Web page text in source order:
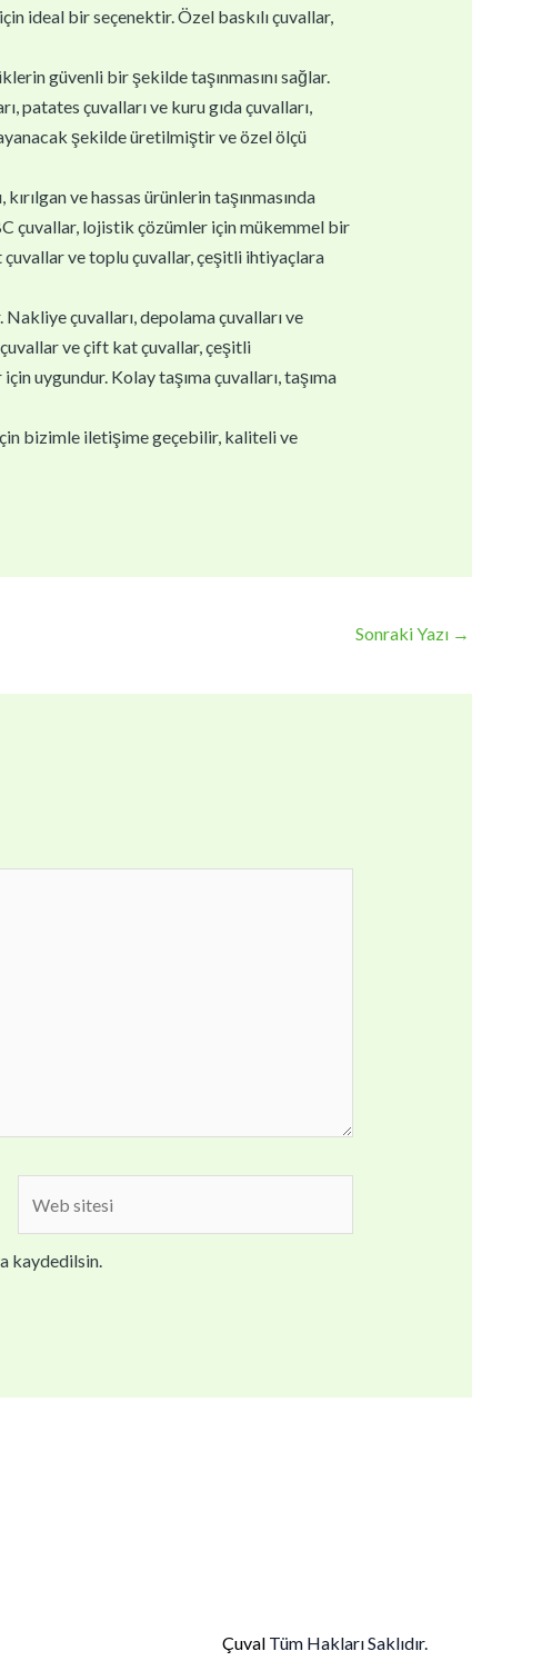
ideal bir seçenektir. Özel baskılı çuvallar,
güvenli bir şekilde taşınmasını sağlar.
patates çuvalları ve kuru gıda çuvalları,
şekilde üretilmiştir ve özel ölçü
ve hassas ürünlerin taşınmasında
çuvallar, lojistik çözümler için mükemmel bir
ve toplu çuvallar, çeşitli ihtiyaçlara
çuvalları, depolama çuvalları ve
ve çift kat çuvallar, çeşitli
uygundur. Kolay taşıma çuvalları, taşıma
bizimle iletişime geçebilir, kaliteli ve
Sonraki Yazı →
kaydedilsin.
ÇuvalTüm Hakları Saklıdır.